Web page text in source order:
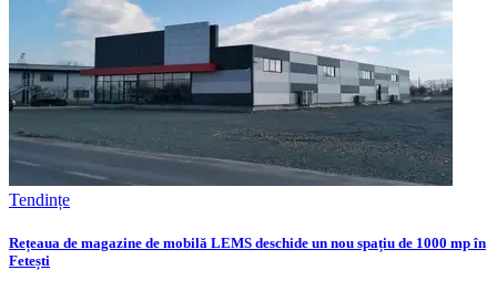
Tendințe
Rețeaua de magazine de mobilă LEMS deschide un nou spațiu de 1000 mp în
Fetești